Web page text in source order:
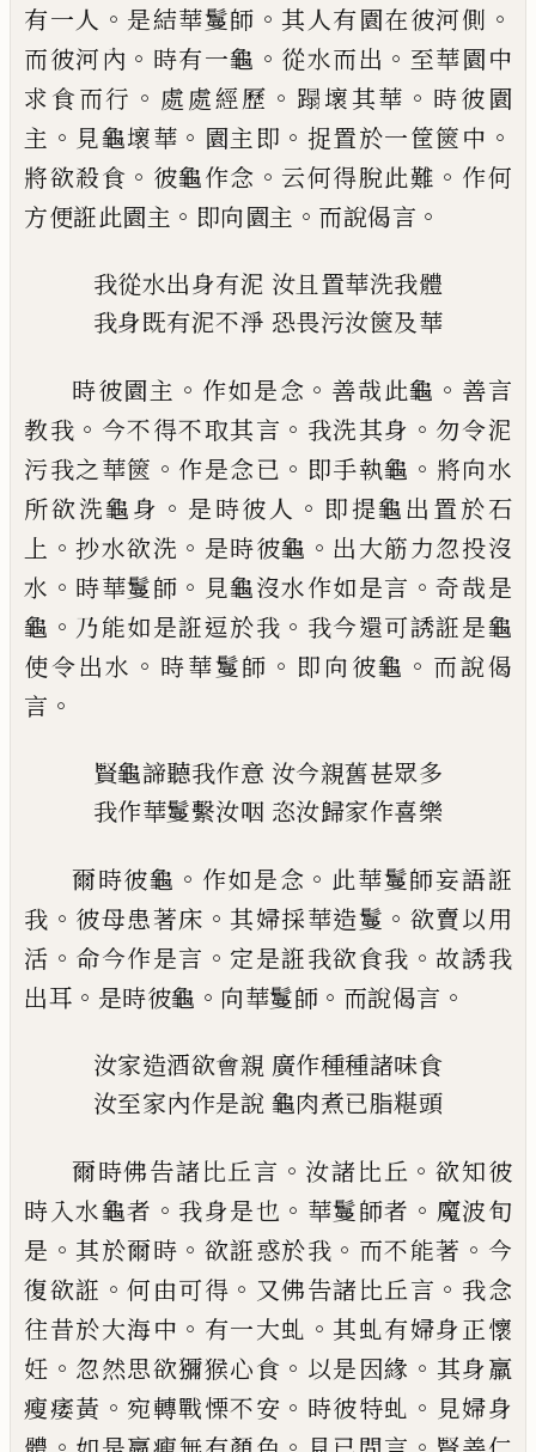
有一人 。 是結華鬘師 。其人有園在彼河側 。
而彼河內 。 時有一龜 。 從水而出 。 至華園中
求食而行 。 處處經歷 。 蹋壞其華 。 時彼園
主 。 見龜壞華 。 園主即 。 捉置於一筐篋中 。
將欲殺食 。 彼龜作念 。 云何得脫此難 。 作何
方便誑此園主 。 即向園主 。 而說偈言 。
我從水出身有泥 汝且置華洗我體
我身既有泥不淨 恐畏污汝篋及華
時彼園主 。 作如是念 。 善哉此龜 。 善言
教我 。 今不得不取其言 。 我洗其身 。 勿令泥
污我之華篋 。 作是念已 。 即手執龜 。 將向水
所欲洗龜身 。 是時彼人 。 即提龜出置於石
上 。抄水欲洗 。 是時彼龜 。 出大筋力忽投沒
水 。 時華鬘師 。 見龜沒水作如是言 。奇哉是
龜 。 乃能如是誑逗於我 。 我今還可誘誑是龜
使令出水 。 時華鬘師 。 即向彼龜 。 而說偈
言 。
賢龜諦聽我作意 汝今親舊甚眾多
我作華鬘繫汝咽 恣汝歸家作喜樂
爾時彼龜 。 作如是念 。 此華鬘師妄語誑
我 。 彼母患著床 。其婦採華造鬘 。 欲賣以用
活 。 命今作是言 。 定是誑我欲食我 。故誘我
出耳 。 是時彼龜 。 向華鬘師 。 而說偈言 。
汝家造酒欲會親 廣作種種諸味食
汝至家內作是說 龜肉煮已脂糂頭
爾時佛告諸比丘言 。 汝諸比丘 。欲知彼
時入水龜者 。 我身是也 。 華鬘師者 。 魔波旬
是 。其於爾時 。 欲誑惑於我 。 而不能著 。 今
復欲誑 。何由可得 。 又佛告諸比丘言 。 我念
往昔於大海中 。 有一大虬 。其虬有婦身正懷
妊 。 忽然思欲獼猴心食 。 以是因緣 。 其身羸
瘦痿黃 。 宛轉戰慄不安 。 時彼特虬 。 見婦身